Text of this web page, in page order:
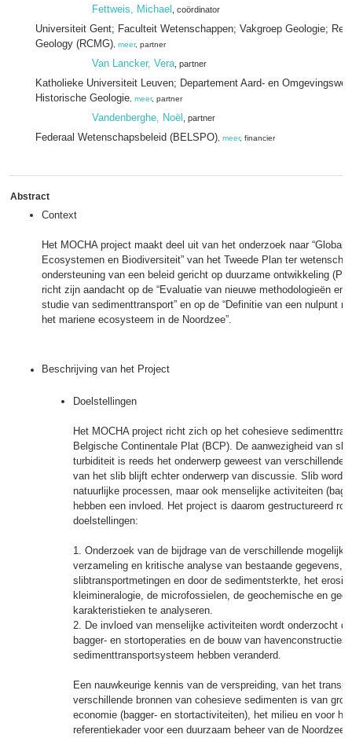
Fettweis, Michael , coördinator
Universiteit Gent; Faculteit Wetenschappen; Vakgroep Geologie;
Geology (RCMG) meer, partner
Van Lancker, Vera , partner
Katholieke Universiteit Leuven; Departement Aard- en
Historische Geologie meer, partner
Vandenberghe, Noël , partner
Federaal Wetenschapsbeleid (BELSPO) meer, financier
Abstract
Context
Het MOCHA project maakt deel uit van het onderzoek naar “Global
Ecosystemen en Biodiversiteit” van het Tweede Plan ter
ondersteuning van een beleid gericht op duurzame ontwikkeling
richt zijn aandacht op de “Evaluatie van nieuwe methodologieën en
studie van sedimenttransport” en op de “Definitie van een nulpunt
het mariene ecosysteem in de Noordzee”.
Beschrijving van het Project
Doelstellingen
Het MOCHA project richt zich op het cohesieve
Belgische Continentale Plat (BCP). De aanwezigheid van
turbiditeit is reeds het onderwerp geweest van verschillende
van het slib blijft echter onderwerp van discussie. Slib wordt
natuurlijke processen, maar ook menselijke activiteiten
hebben een invloed. Het project is daarom gestructureerd
doelstellingen:
1. Onderzoek van de bijdrage van de verschillende
verzameling en kritische analyse van bestaande gegevens,
slibtransportmetingen en door de sedimentsterkte, het
kleimineralogie, de microfossielen, de geochemische en
karakteristieken te analyseren.
2. De invloed van menselijke activiteiten wordt onderzocht
bagger- en stortoperaties en de bouw van havenconstructies
sedimenttransportsysteem hebben veranderd.
Een nauwkeurige kennis van de verspreiding, van het
verschillende bronnen van cohesieve sedimenten is van
economie (bagger- en stortactiviteiten), het milieu en voor
referentiekader voor een duurzaam beheer van de